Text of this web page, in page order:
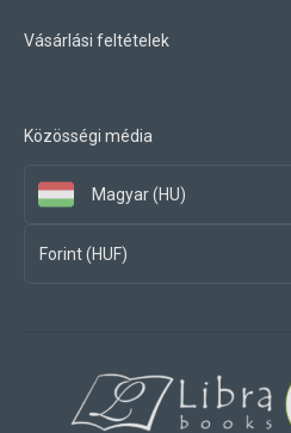
Vásárlási feltételek
Közösségi média
Magyar (HU)
Forint (HUF)